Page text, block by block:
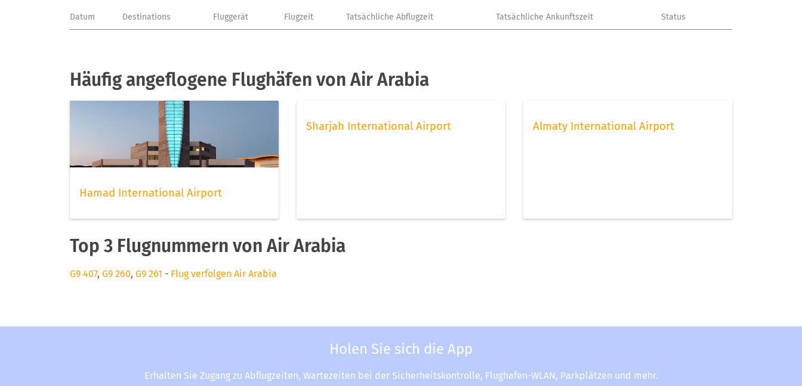
Datum Destinations Fluggerät Flugzeit Tatsächliche Abflugzeit Tatsächliche Ankunftszeit Status
Häufig angeflogene Flughäfen von Air Arabia
Hamad International Airport
Sharjah International Airport Almaty International Airport
Top 3 Flugnummern von Air Arabia
G9 407, G9 260, G9 261 - Flug verfolgen Air Arabia
Holen Sie sich die App
Erhalten Sie Zugang zu Abflugzeiten, Wartezeiten bei der Sicherheitskontrolle, Flughafen-WLAN, Parkplätzen und mehr.